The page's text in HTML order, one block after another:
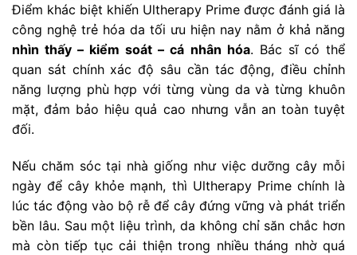
Điểm khác biệt khiến Ultherapy Prime được đánh giá là
công nghệ trẻ hóa da tối ưu hiện nay nằm ở khả năng
nhìn thấy – kiểm soát – cá nhân hóa. Bác sĩ có thể
quan sát chính xác độ sâu cần tác động, điều chỉnh
năng lượng phù hợp với từng vùng da và từng khuôn
mặt, đảm bảo hiệu quả cao nhưng vẫn an toàn tuyệt
đối.
Nếu chăm sóc tại nhà giống như việc dưỡng cây mỗi
ngày để cây khỏe mạnh, thì Ultherapy Prime chính là
lúc tác động vào bộ rễ để cây đứng vững và phát triển
bền lâu. Sau một liệu trình, da không chỉ săn chắc hơn
mà còn tiếp tục cải thiện trong nhiều tháng nhờ quá